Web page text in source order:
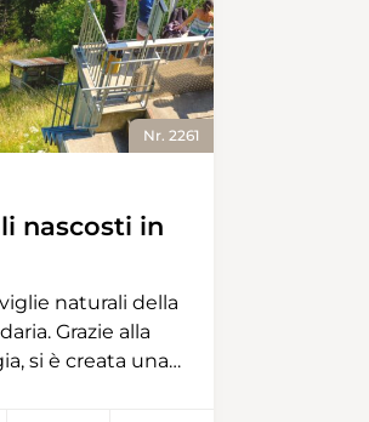
Nr. 2261
nascosti in
naturali della
Grazie alla
si è creata una